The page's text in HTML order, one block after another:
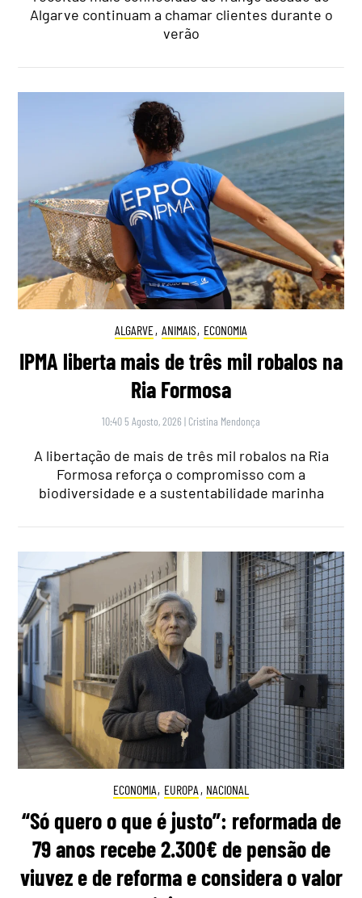
Algarve continuam a chamar clientes durante o
verão
ALGARVE, ANIMAIS, ECONOMIA
IPMA liberta mais de três mil robalos na
Ria Formosa
10:40 5 Agosto, 2026 | Cristina Mendonça
A libertação de mais de três mil robalos na Ria
Formosa reforça o compromisso com a
biodiversidade e a sustentabilidade marinha
ECONOMIA, EUROPA , NACIONAL
“Só quero o que é justo”: reformada de
79 anos recebe 2.300€ de pensão de
viuvez e de reforma e considera o valor